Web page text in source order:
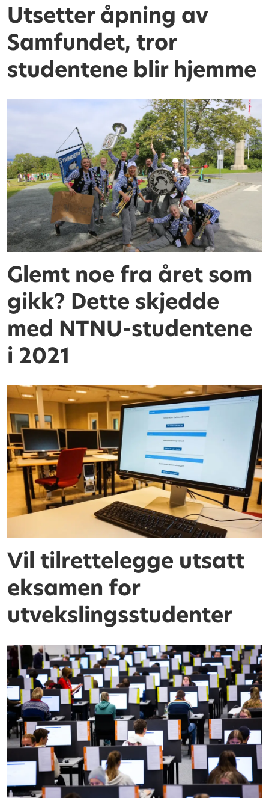
Utsetter åpning av
Samfundet, tror
studentene blir hjemme
Glemt noe fra året som
gikk? Dette skjedde
med NTNU-studentene
i 2021
Vil tilrettelegge utsatt
eksamen for
utvekslingsstudenter